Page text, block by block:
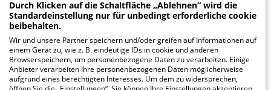
Gartenstr. 1
13088 Berlin
Durch Klicken auf die Schaltfläche „Ablehnen“ wird die
Standardeinstellung nur für unbedingt erforderliche cookie
beibehalten.
Wir und unsere Partner speichern und/oder greifen auf Informationen auf
einem Gerät zu, wie z. B. eindeutige IDs in cookie und anderen
Browserspeichern, um personenbezogene Daten zu verarbeiten. Einige
Anbieter verarbeiten Ihre personenbezogenen Daten möglicherweise
aufgrund eines berechtigten Interesses. Um dem zu widersprechen,